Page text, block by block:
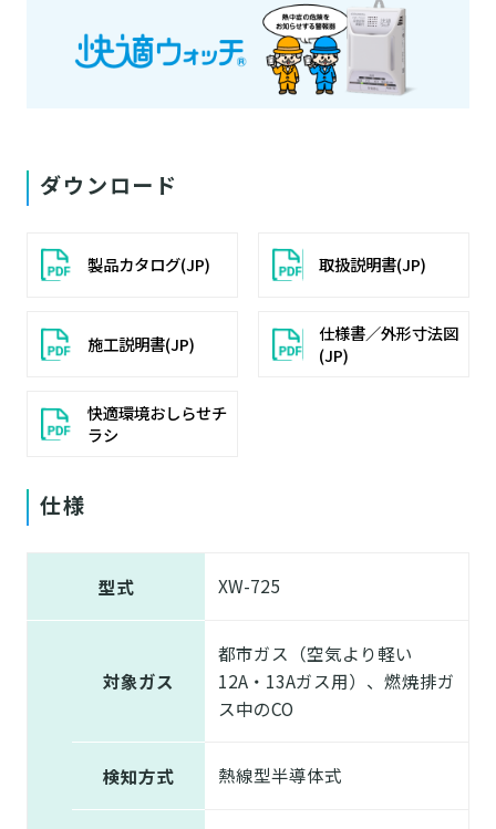
ダウンロード
製品カタログ(JP) 取扱説明書(JP)
施工説明書(JP)
仕様書／外形寸法図
(JP)
快適環境おしらせチ
ラシ
仕様
型式 XW-725
対象ガス
都市ガス（空気より軽い
12A・13Aガス用）、燃焼排ガ
ス中のCO
検知方式 熱線型半導体式